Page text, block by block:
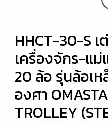
HHCT-30-S เ
เครื่องจักร-แม่
20 ล้อ รุ่นล้อเ
องศา
TROLLEY